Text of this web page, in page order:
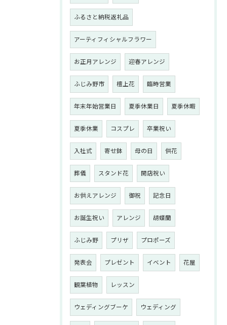
ふるさと納税返礼品
アーティフィシャルフラワー
お正月アレンジ 迎春アレンジ
ふじみ野市 檀上花 臨時営業
年末年始営業日 夏季休業日 夏季休暇
夏季休業 コスプレ 卒業祝い
入社式 寄せ鉢 母の日 供花
葬儀 スタンド花 開店祝い
お供えアレンジ 御祝 記念日
お誕生祝い アレンジ 胡蝶蘭
ふじみ野 プリザ プロポーズ
発表会 プレゼント イベント 花屋
観葉植物 レッスン
ウェディングブーケ ウェディング